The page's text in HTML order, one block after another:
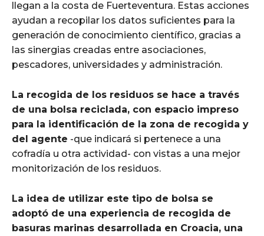
llegan a la costa de Fuerteventura. Estas acciones
ayudan a recopilar los datos suficientes para la
generación de conocimiento científico, gracias a
las sinergias creadas entre asociaciones,
pescadores, universidades y administración.
La recogida de los residuos se hace a través
de una bolsa reciclada, con espacio impreso
para la identificación de la zona de recogida y
del agente -que indicará si pertenece a una
cofradía u otra actividad- con vistas a una mejor
monitorización de los residuos.
La idea de utilizar este tipo de bolsa se
adoptó de una experiencia de recogida de
basuras marinas desarrollada en Croacia, una